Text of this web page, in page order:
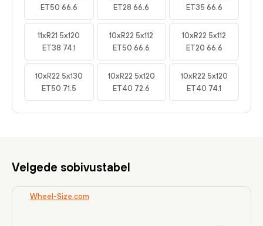
ET50 66.6
ET28 66.6
ET35 66.6
11xR21 5x120
ET38 74.1
10xR22 5x112
ET50 66.6
10xR22 5x112
ET20 66.6
10xR22 5x130
ET50 71.5
10xR22 5x120
ET40 72.6
10xR22 5x120
ET40 74.1
Velgede sobivustabel
Wheel-Size.com